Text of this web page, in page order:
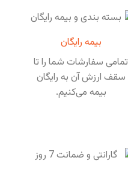
بیمه رایگان
تمامی سفارشات شما را تا
سقف ارزش آن به رایگان
بیمه می‌کنیم.